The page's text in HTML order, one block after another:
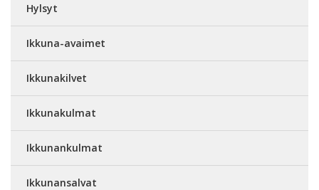
Hylsyt
Ikkuna-avaimet
Ikkunakilvet
Ikkunakulmat
Ikkunankulmat
Ikkunansalvat